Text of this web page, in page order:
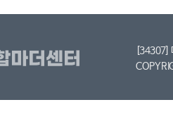
[34307]